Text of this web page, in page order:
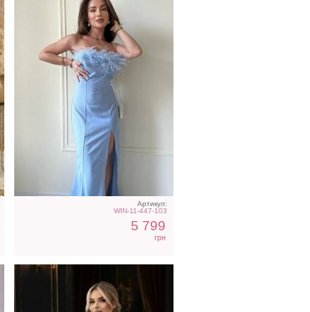
Артикул:
WIN-11-447-103
5 799
грн
Фатиновое короткое белое
платье с открытыми
плечами